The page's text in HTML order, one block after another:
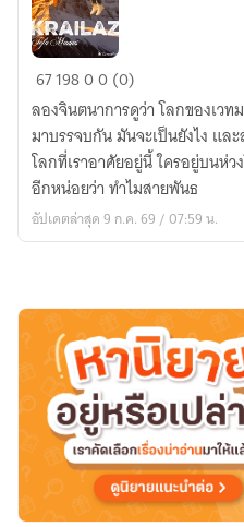
Krailaz
6719800 (0)
ลองจินตนาการดูว่า โลกของเว
มาบรรจบกัน มันจะเป็นยังไง แล
โลกที่เราอาศัยอยู่นี้ ใครอยู่บนห่
อีกหน่อยว่า ทำไมสายพันธ
อัปเดตล่าสุด 9 ก.ค. 69 / 07:59 น.